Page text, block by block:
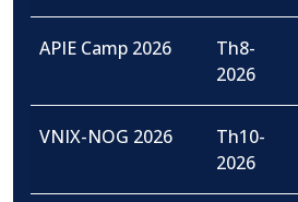
APIE Camp 2026
Th8-
2026
VNIX-NOG 2026
Th10-
2026